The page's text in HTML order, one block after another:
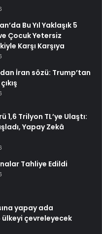
Bu Yıl Yaklaşık 5
Çocuk Yetersiz
Karşı Karşıya
İran sözü: Trump’tan
1,6 Trilyon TL’ye Ulaştı:
Yapay Zekâ
Tahliye Edildi
yapay ada
çevreleyecek